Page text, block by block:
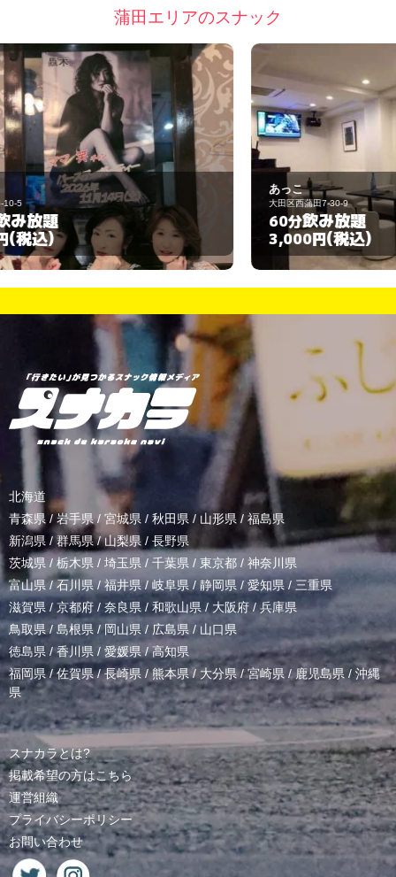
蒲田エリアのスナック
あっこ
大田区西蒲田7-30-9
60分飲み放題
3,000円 (税込)
大
北海道
青森県 / 岩手県/ 宮城県 / 秋田県 / 山形県/ 福島県
新潟県 /群馬県/山梨県 / 長野県
茨城県 / 栃木県 / 埼玉県 / 千葉県 / 東京都 / 神奈川県
富山県 /石川県/福井県/岐阜県 / 静岡県 / 愛知県 / 三重県
滋賀県 / 京都府 / 奈良県 / 和歌山県/ 大阪府 /兵庫県
鳥取県/ 島根県 /岡山県/ 広島県 / 山口県
徳島県 /香川県 / 愛媛県/高知県
福岡県/佐賀県/長崎県 /熊本県/ 大分県/宮崎県 /鹿児島県 / 沖縄
県
スナカラとは?
掲載希望の方はこちら
運営組織
プライバシーポリシー
お問い合わせ